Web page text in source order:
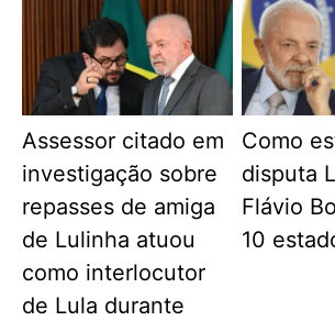
Assessor citado em
investigação sobre
repasses de amiga
de Lulinha atuou
como interlocutor
de Lula durante
Como
disputa
Flávio
10